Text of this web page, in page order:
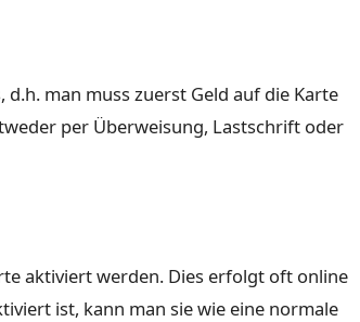
man muss zuerst Geld auf die Karte
per Überweisung, Lastschrift oder
aktiviert werden. Dies erfolgt oft online
ist, kann man sie wie eine normale